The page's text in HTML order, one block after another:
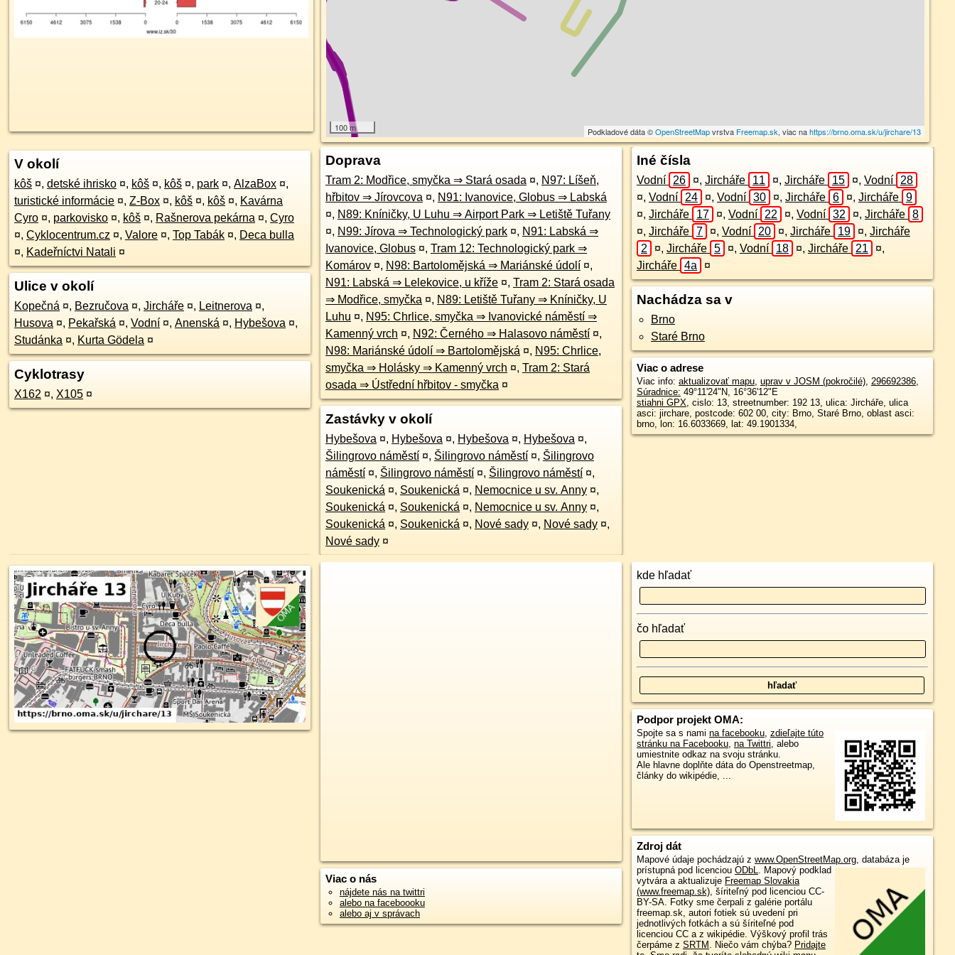
100 m Podkladové dáta ©OpenStreetMapvrstva Freemap.sk, viac nahttps://brno.oma.sk/u/jirchare/13
V okolí
kôš ¤, detské ihrisko ¤, kôš ¤, kôš ¤, park ¤, AlzaBox ¤,
turistické informácie ¤, Z-Box ¤, kôš ¤, kôš ¤, Kavárna
Cyro ¤, parkovisko ¤, kôš ¤, Rašnerova pekárna ¤, Cyro
¤, Cyklocentrum.cz ¤, Valore ¤, Top Tabák ¤, Deca bulla
¤, Kadeřníctvi Natali ¤
Ulice v okolí
Kopečná ¤, Bezručova ¤, Jircháře ¤, Leitnerova ¤,
Husova ¤, Pekařská ¤, Vodní ¤, Anenská ¤, Hybešova ¤,
Studánka ¤, Kurta Gödela ¤
Cyklotrasy
X162 ¤, X105 ¤
Doprava
Tram 2: Modřice, smyčka ⇒ Stará osada ¤, N97: Líšeň,
hřbitov ⇒ Jírovcova ¤, N91: Ivanovice, Globus ⇒ Labská
¤, N89: Kníničky, U Luhu ⇒ Airport Park ⇒ Letiště Tuřany
¤, N99: Jírova ⇒ Technologický park ¤, N91: Labská ⇒
Ivanovice, Globus ¤, Tram 12: Technologický park ⇒
Komárov ¤, N98: Bartolomějská ⇒ Mariánské údolí ¤,
N91: Labská ⇒ Lelekovice, u kříže ¤, Tram 2: Stará osada
⇒ Modřice, smyčka ¤, N89: Letiště Tuřany ⇒ Kníničky, U
Luhu ¤, N95: Chrlice, smyčka ⇒ Ivanovické náměstí ⇒
Kamenný vrch ¤, N92: Černého ⇒ Halasovo náměstí ¤,
N98: Mariánské údolí ⇒ Bartolomějská ¤, N95: Chrlice,
smyčka ⇒ Holásky ⇒ Kamenný vrch ¤, Tram 2: Stará
osada ⇒ Ústřední hřbitov - smyčka ¤
Zastávky v okolí
Hybešova ¤, Hybešova ¤, Hybešova ¤, Hybešova ¤,
Šilingrovo náměstí ¤, Šilingrovo náměstí ¤, Šilingrovo
náměstí ¤, Šilingrovo náměstí ¤, Šilingrovo náměstí ¤,
Soukenická ¤, Soukenická ¤, Nemocnice u sv. Anny ¤,
Soukenická ¤, Soukenická ¤, Nemocnice u sv. Anny ¤,
Soukenická ¤, Soukenická ¤, Nové sady ¤, Nové sady ¤,
Nové sady ¤
Iné čísla
Vodní 26 ¤, Jircháře 11 ¤, Jircháře 15 ¤, Vodní
28
¤, Vodní 24 ¤, Vodní 30 ¤, Jircháře 6 ¤, Jircháře 9
¤, Jircháře 17 ¤, Vodní 22 ¤, Vodní 32 ¤, Jircháře 8
¤, Jircháře 7 ¤, Vodní 20 ¤, Jircháře 19 ¤, Jircháře
2
¤, Jircháře 5 ¤, Vodní 18 ¤, Jircháře 21 ¤,
Jircháře 4a ¤
Nachádza sa v
Brno
Staré Brno
Viac o adrese
Viac info: aktualizovať mapu, uprav v JOSM (pokročilé), 296692386,
Súradnice: 49°11'24"N, 16°36'12"E
stiahni GPX, cislo: 13, streetnumber: 192 13, ulica: Jircháře, ulica
asci: jirchare, postcode: 602 00, city: Brno, Staré Brno, oblast asci:
brno, lon: 16.6033669, lat: 49.1901334,
Viac o nás
nájdete nás na twittri
alebo na faceboooku
alebo aj v správach
kde hľadať
čo hľadať
Podpor projekt OMA:
Spojte sa s nami na facebooku, zdieľajte túto
stránku na Facebooku, na Twittri, alebo
umiestnite odkaz na svoju stránku.
Ale hlavne doplňte dáta do Openstreetmap,
články do wikipédie, ...
Zdroj dát
Mapové údaje pochádzajú z www.OpenStreetMap.org, databáza je
prístupná pod licenciou ODbL. Mapový podklad
vytvára a aktualizuje Freemap Slovakia
(www.freemap.sk), šíriteľný pod licenciou CC-
BY-SA. Fotky sme čerpali z galérie portálu
freemap.sk, autori fotiek sú uvedení pri
jednotlivých fotkách a sú šíriteľné pod
licenciou CC a z wikipédie. Výškový profil trás
čerpáme z SRTM . Niečo vám chýba? Pridajte